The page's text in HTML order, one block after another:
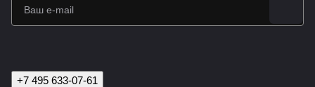
+7 495 633-07-61